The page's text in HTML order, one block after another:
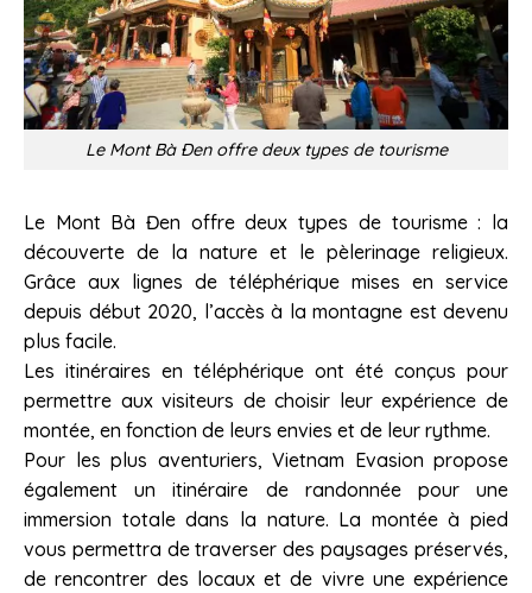
Le Mont Bà Đen offre deux types de tourisme
Le Mont Bà Đen offre deux types de tourisme : la
découverte de la nature et le pèlerinage religieux.
Grâce aux lignes de téléphérique mises en service
depuis début 2020, l’accès à la montagne est devenu
plus facile.
Les itinéraires en téléphérique ont été conçus pour
permettre aux visiteurs de choisir leur expérience de
montée, en fonction de leurs envies et de leur rythme.
Pour les plus aventuriers, Vietnam Evasion propose
également un itinéraire de randonnée pour une
immersion totale dans la nature. La montée à pied
vous permettra de traverser des paysages préservés,
de rencontrer des locaux et de vivre une expérience